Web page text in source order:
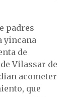
padres
yincana
de
Vilassar de
acometer
que